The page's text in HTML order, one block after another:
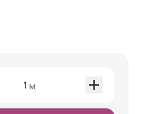
1 м